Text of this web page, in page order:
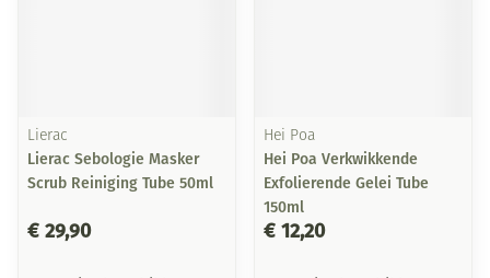
Lierac
Lierac Sebologie Masker
Scrub Reiniging Tube 50ml
€ 29,90
Hei Poa
Hei Poa Verkwikkende
Exfolierende Gelei Tube
150ml
€ 12,20